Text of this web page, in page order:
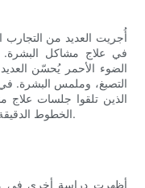
أُجريت العديد من التجارب
في علاج مشاكل البشرة.
الضوء الأحمر يُحسّن
التصبغ، وملمس البشرة.
الذين تلقوا جلسات علاج
الخطوط الدقيقة والتجاعيد، مع تحسن عام في جودة البشرة.
أظهرت دراسة أخرى في